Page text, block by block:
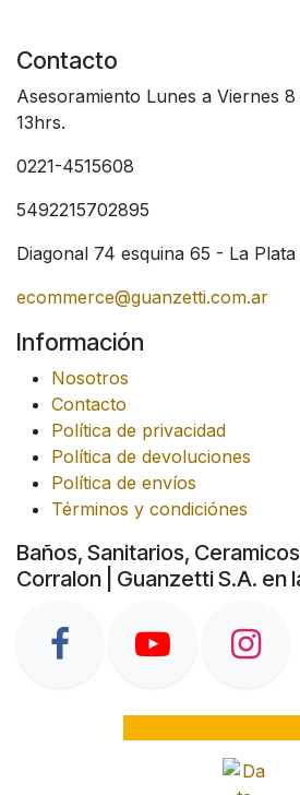
Contacto
Asesoramiento Lunes a Viernes
13hrs.
0221-4515608
5492215702895
Diagonal 74 esquina 65 - La Plata
ecommerce@guanzetti.com.ar
Información
Nosotros
Contacto
Política de privacidad
Política de devoluciones
Política de envíos
Términos y condiciónes
Baños, Sanitarios,
Corralon | Guanzetti S.A. en